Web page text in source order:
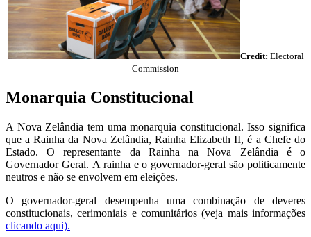
Credit: Electoral
Commission
Monarquia Constitucional
A Nova Zelândia tem uma monarquia constitucional. Isso significa
que a Rainha da Nova Zelândia, Rainha Elizabeth II, é a Chefe do
Estado. O representante da Rainha na Nova Zelândia é o
Governador Geral. A rainha e o governador-geral são politicamente
neutros e não se envolvem em eleições.
O governador-geral desempenha uma combinação de deveres
constitucionais, cerimoniais e comunitários (veja mais informações
clicando aqui).